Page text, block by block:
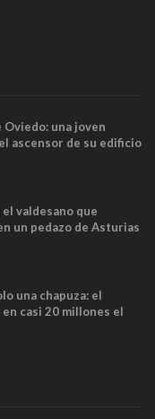
una joven
ascensor de su edificio
minutos
valdesano que
un pedazo de Asturias
una chapuza: el
casi 20 millones el
no cabían por los